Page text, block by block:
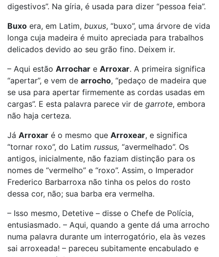
digestivos”. Na gíria, é usada para dizer “pessoa feia”.
Buxo era, em Latim, buxus, “buxo”, uma árvore de vida
longa cuja madeira é muito apreciada para trabalhos
delicados devido ao seu grão fino. Deixem ir.
– Aqui estão Arrochar e Arroxar. A primeira significa
“apertar”, e vem de arrocho, “pedaço de madeira que
se usa para apertar firmemente as cordas usadas em
cargas”. E esta palavra parece vir de garrote, embora
não haja certeza.
Já Arroxar é o mesmo que Arroxear, e significa
“tornar roxo”, do Latim russus, “avermelhado”. Os
antigos, inicialmente, não faziam distinção para os
nomes de “vermelho” e “roxo”. Assim, o Imperador
Frederico Barbarroxa não tinha os pelos do rosto
dessa cor, não; sua barba era vermelha.
– Isso mesmo, Detetive – disse o Chefe de Polícia,
entusiasmado. – Aqui, quando a gente dá uma arrocho
numa palavra durante um interrogatório, ela às vezes
sai arroxeada! – pareceu subitamente encabulado e